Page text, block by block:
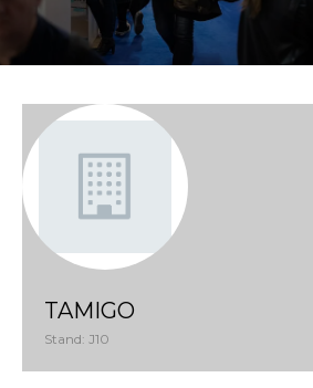
TAMIGO
Stand: J10